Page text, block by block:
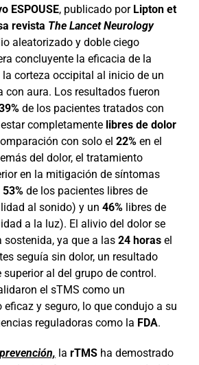
ESPOUSE, publicado por Lipton et
revista The Lancet Neurology
aleatorizado y doble ciego
concluyente la eficacia de la
corteza occipital al inicio de un
con aura. Los resultados fueron
de los pacientes tratados con
completamente libres de dolor
con solo el 22%en el
del dolor, el tratamiento
en la mitigación de síntomas
53%de los pacientes libres de
al sonido) y un 46%libres de
a la luz). El alivio del dolor se
ya que a las 24 horasel
seguía sin dolor, un resultado
al del grupo de control.
el sTMS como un
y seguro, lo que condujo a su
reguladoras como la FDA.
la rTMSha demostrado